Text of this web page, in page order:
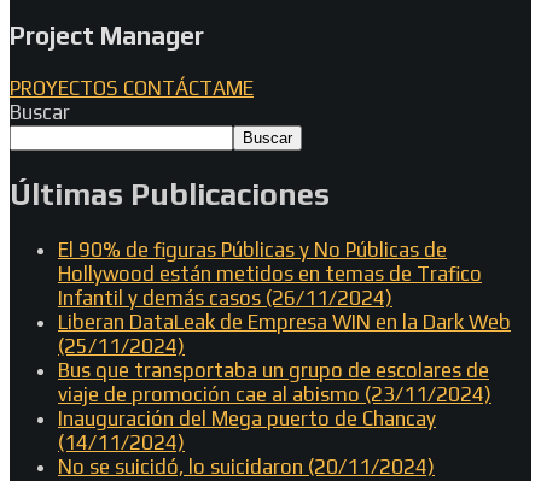
Project Manager
PROYECTOS CONTÁCTAME
Buscar
Buscar
Últimas Publicaciones
El 90% de figuras Públicas y No Públicas de
Hollywood están metidos en temas de Trafico
Infantil y demás casos (26/11/2024)
Liberan DataLeak de Empresa WIN en la Dark Web
(25/11/2024)
Bus que transportaba un grupo de escolares de
viaje de promoción cae al abismo (23/11/2024)
Inauguración del Mega puerto de Chancay
(14/11/2024)
No se suicidó, lo suicidaron (20/11/2024)